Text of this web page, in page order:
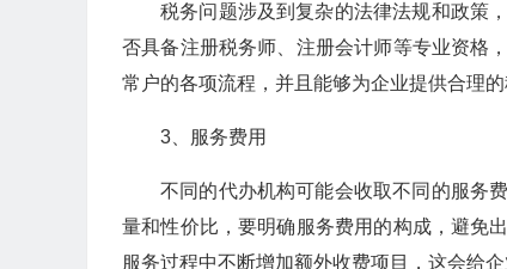
税务问题涉及到复杂的法律法规和政策
否具备注册税务师、注册会计师等专业资格
常户的各项流程，并且能够为企业提供合理
3、服务费用
不同的代办机构可能会收取不同的服务
量和性价比，要明确服务费用的构成，避免
服务过程中不断增加额外收费项目，这会给